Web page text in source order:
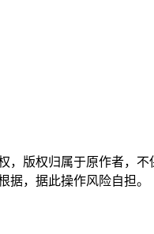
版权归属于原作者，
，据此操作风险自担。